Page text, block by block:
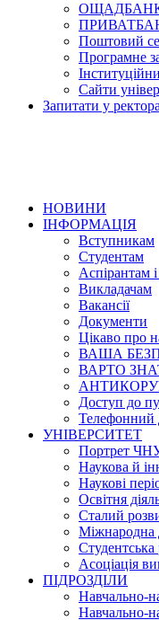
ОЩАДБАНК
Поштовий
Програмне
Сайти
Запитати у ректора
НОВИНИ
ІНФОРМАЦІЯ
Вступникам
Студентам
Аспірантам
Викладачам
Вакансії
Документи
Цікаво про
ВАША
ВАРТО
Доступ до
Телефонний
УНІВЕРСИТЕТ
Портрет
Наукова й
Наукові
Освітня
Сталий
Міжнародна
Студентська
Асоціація
ПІДРОЗДІЛИ
Навчально-
Навчально-